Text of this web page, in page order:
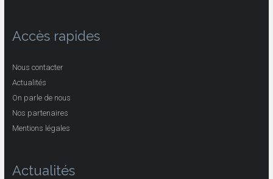
Accès rapides
Nous contacter
Actualités
On parle de nous
Nos partenaires
Mentions légales
Actualités